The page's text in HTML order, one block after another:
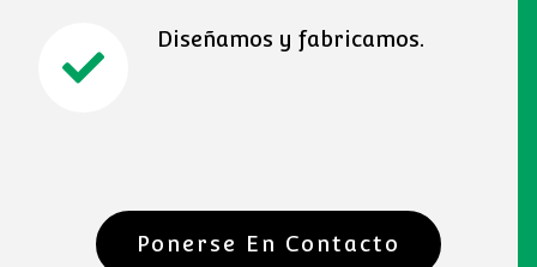
Diseñamos y fabricamos.
Ponerse En Contacto